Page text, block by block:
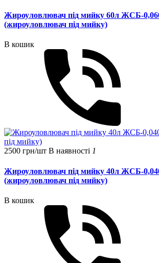
Жироуловлювач під мийку 60л ЖСБ-
(жироуловлювач під мийку)
В кошик
2500 грн/шт В наявності 1
Жироуловлювач під мийку 40л ЖСБ-
(жироуловлювач під мийку)
В кошик